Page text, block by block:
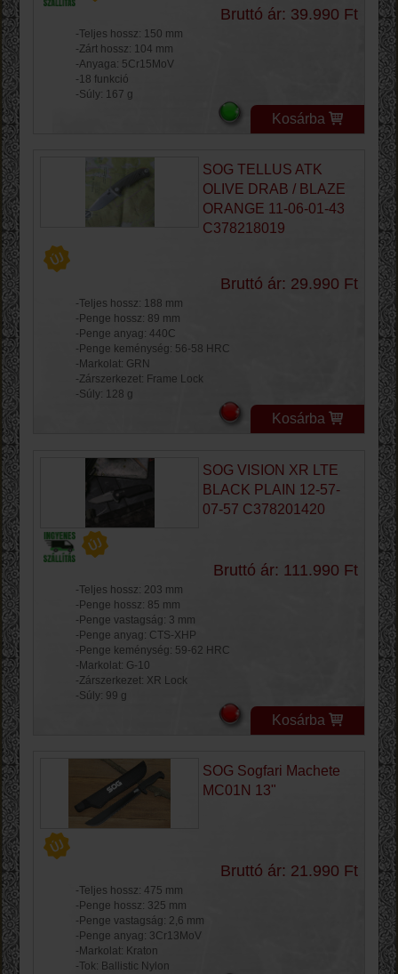
Bruttó ár: 39.990 Ft
-Teljes hossz: 150 mm
-Zárt hossz: 104 mm
-Anyaga: 5Cr15MoV
-18 funkció
-Súly: 167 g
Kosárba
SOG TELLUS ATK
OLIVE DRAB / BLAZE
ORANGE 11-06-01-43
C378218019
Bruttó ár: 29.990 Ft
-Teljes hossz: 188 mm
-Penge hossz: 89 mm
-Penge anyag: 440C
-Penge keménység: 56-58 HRC
-Markolat: GRN
-Zárszerkezet: Frame Lock
-Súly: 128 g
Kosárba
SOG VISION XR LTE
BLACK PLAIN 12-57-
07-57 C378201420
Bruttó ár: 111.990 Ft
-Teljes hossz: 203 mm
-Penge hossz: 85 mm
-Penge vastagság: 3 mm
-Penge anyag: CTS-XHP
-Penge keménység: 59-62 HRC
-Markolat: G-10
-Zárszerkezet: XR Lock
-Súly: 99 g
Kosárba
SOG Sogfari Machete
MC01N 13"
Bruttó ár: 21.990 Ft
-Teljes hossz: 475 mm
-Penge hossz: 325 mm
-Penge vastagság: 2,6 mm
-Penge anyag: 3Cr13MoV
-Markolat: Kraton
-Tok: Ballistic Nylon